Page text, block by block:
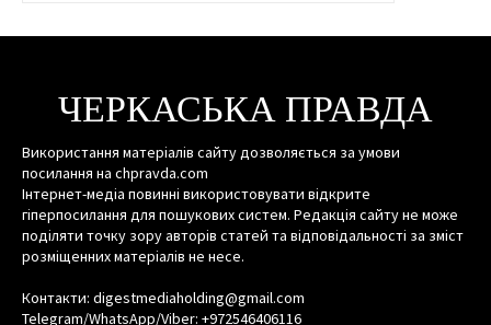
ЧЕРКАСЬКА ПРАВДА
Використання матеріалів сайту дозволяється за умови
посилання на chpravda.com
Інтернет-медіа повинні використовувати відкрите
гіперпосилання для пошукових систем. Редакція сайту не може
поділяти точку зору авторів статей та відповідальності за зміст
розміщенних матеріалів не несе.
Контакти: digestmediaholding@gmail.com
Telegram/WhatsApp/Viber: +972546406116